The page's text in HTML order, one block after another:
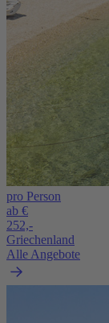
pro Person
ab €
252,-
Griechenland
Alle Angebote